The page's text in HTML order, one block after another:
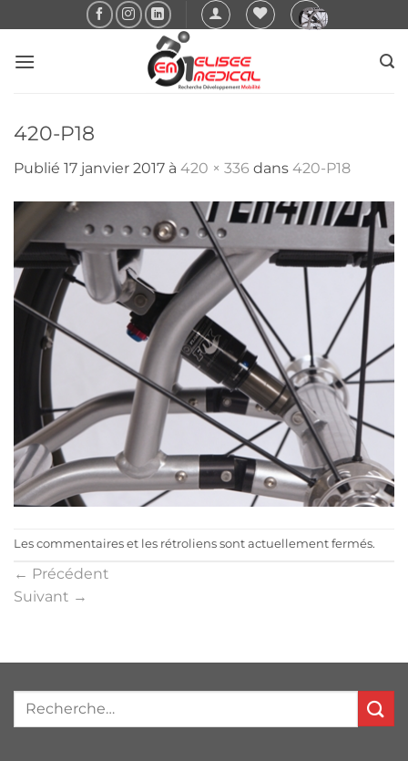
au
contenu
420-P18
Publié 17 janvier 2017 à 420 × 336 dans 420-P18
Les commentaires et les rétroliens sont actuellement fermés.
← Précédent
Suivant →